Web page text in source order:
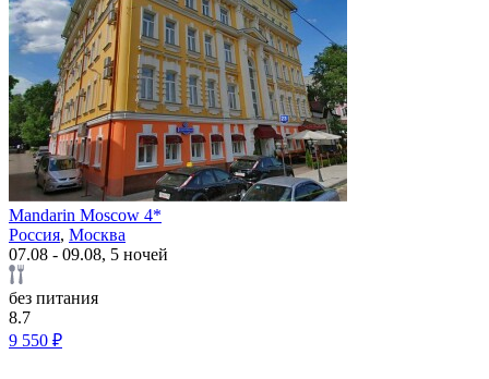
Mandarin Moscow 4*
Россия, Москва
07.08 - 09.08, 5 ночей
без питания
8.7
9 550 ₽